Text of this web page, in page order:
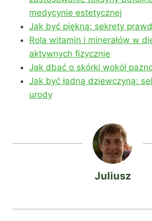
medycynie estetycznej
Jak być piękną: sekrety
Rola witamin i minerałów w
aktywnych fizycznie
Jak dbać o skórki wokół
Jak być ładną dziewczyną:
urody
Juliusz